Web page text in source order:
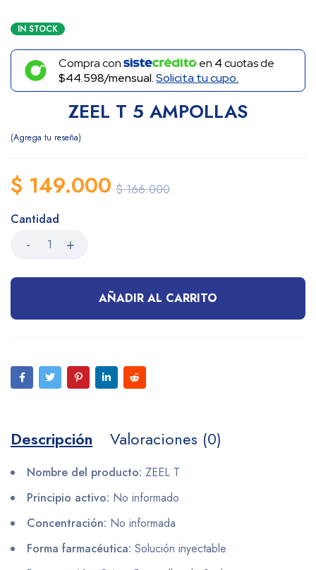
IN STOCK
Compra con en 4cuotas de
$44.598/mensual.Solicita tu cupo.
ZEEL T 5 AMPOLLAS
Agrega tu reseña
$166.000
$ 149.000
Cantidad
AÑADIR AL CARRITO
Descripción Valoraciones (0)
Nombre del producto: ZEEL T
Principio activo: No informado
Concentración: No informada
Forma farmacéutica: Solución inyectable